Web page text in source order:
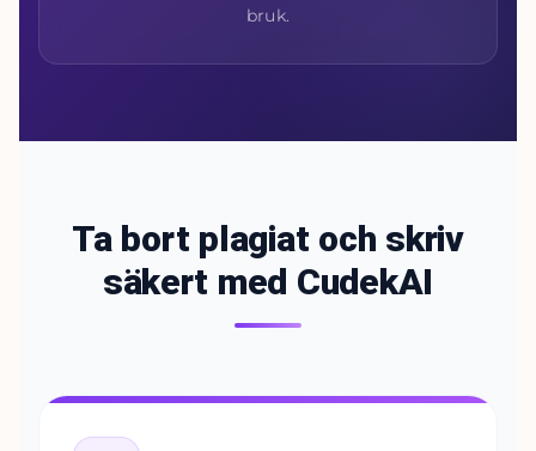
bruk.
Ta bort plagiat och skriv
säkert med CudekAI